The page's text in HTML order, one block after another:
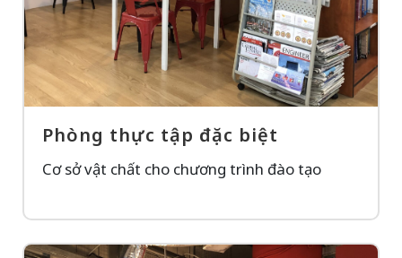
Phòng thực tập đặc biệt
Cơ sở vật chất cho chương trình đào tạo